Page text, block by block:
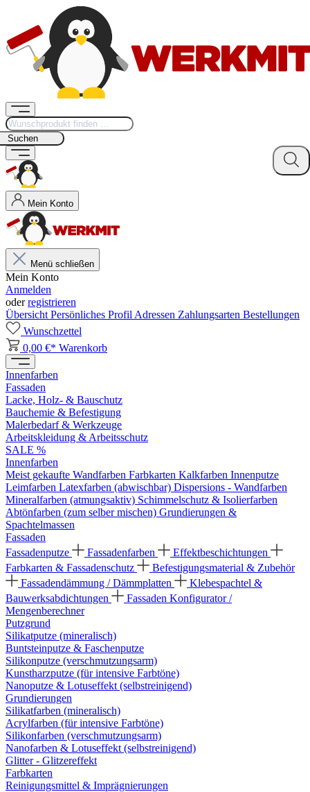
Suchen
Mein Konto
Menü schließen
Mein Konto
Anmelden
oderregistrieren
Übersicht Persönliches Profil Adressen Zahlungsarten Bestellungen
Wunschzettel
0,00 €* Warenkorb
Innenfarben
Fassaden
Lacke, Holz- & Bauschutz
Bauchemie & Befestigung
Malerbedarf & Werkzeuge
Arbeitskleidung & Arbeitsschutz
SALE %
Innenfarben
Meist gekaufte Wandfarben Farbkarten Kalkfarben Innenputze
Leimfarben Latexfarben (abwischbar) Dispersions - Wandfarben
Mineralfarben (atmungsaktiv) Schimmelschutz & Isolierfarben
Abtönfarben (zum selber mischen) Grundierungen &
Spachtelmassen
Fassaden
Fassadenputze
Fassadenfarben
Effektbeschichtungen
Farbkarten & Fassadenschutz
Befestigungsmaterial & Zubehör
Fassadendämmung / Dämmplatten
Klebespachtel &
Bauwerksabdichtungen
Fassaden Konfigurator /
Mengenberechner
Putzgrund
Silikatputze (mineralisch)
Buntsteinputze & Faschenputze
Silikonputze (verschmutzungsarm)
Kunstharzputze (für intensive Farbtöne)
Nanoputze & Lotuseffekt (selbstreinigend)
Grundierungen
Silikatfarben (mineralisch)
Acrylfarben (für intensive Farbtöne)
Silikonfarben (verschmutzungsarm)
Nanofarben & Lotuseffekt (selbstreinigend)
Glitter - Glitzereffekt
Farbkarten
Reinigungsmittel & Imprägnierungen